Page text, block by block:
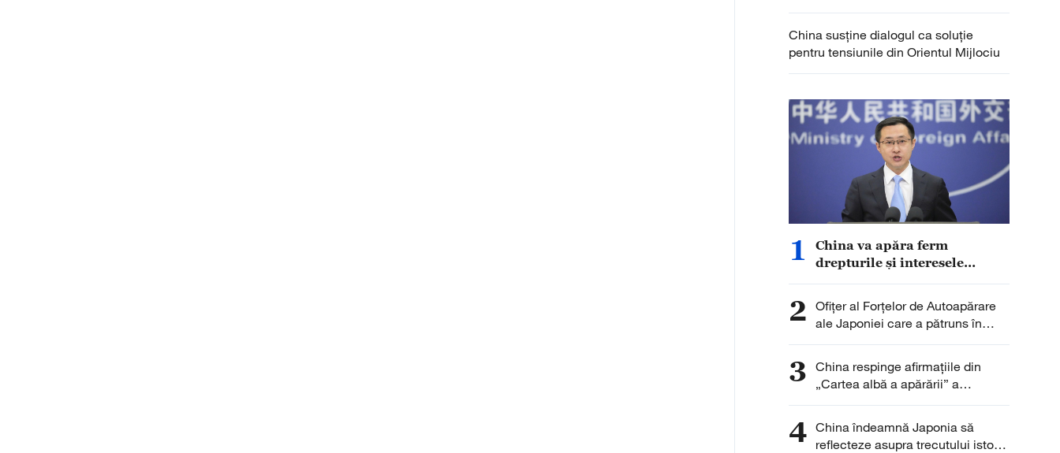
China susține dialogul ca soluție
pentru tensiunile din Orientul Mijlociu
1
China va apăra ferm
drepturile și interesele
2 Ofițer al Forțelor de Autoapărare
ale Japoniei care a pătruns în
Ambasada Chinei la Tokyo și-a
3 China respinge afirmațiile din
„Cartea albă a apărării” a
Japoniei
4 China îndeamnă Japonia să
reflecteze asupra trecutului istoric